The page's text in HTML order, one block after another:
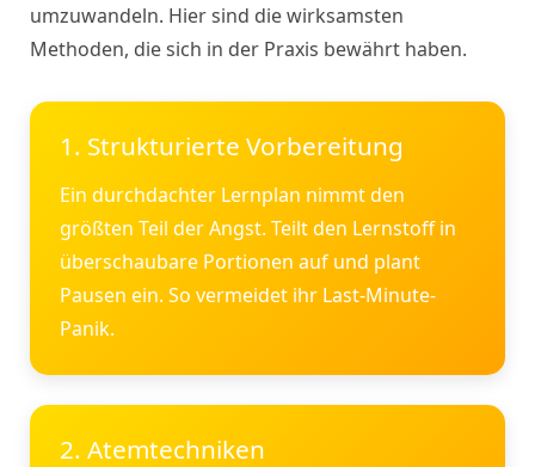
umzuwandeln. Hier sind die wirksamsten
Methoden, die sich in der Praxis bewährt haben.
1. Strukturierte Vorbereitung
Ein durchdachter Lernplan nimmt den
größten Teil der Angst. Teilt den Lernstoff in
überschaubare Portionen auf und plant
Pausen ein. So vermeidet ihr Last-Minute-
Panik.
2. Atemtechniken